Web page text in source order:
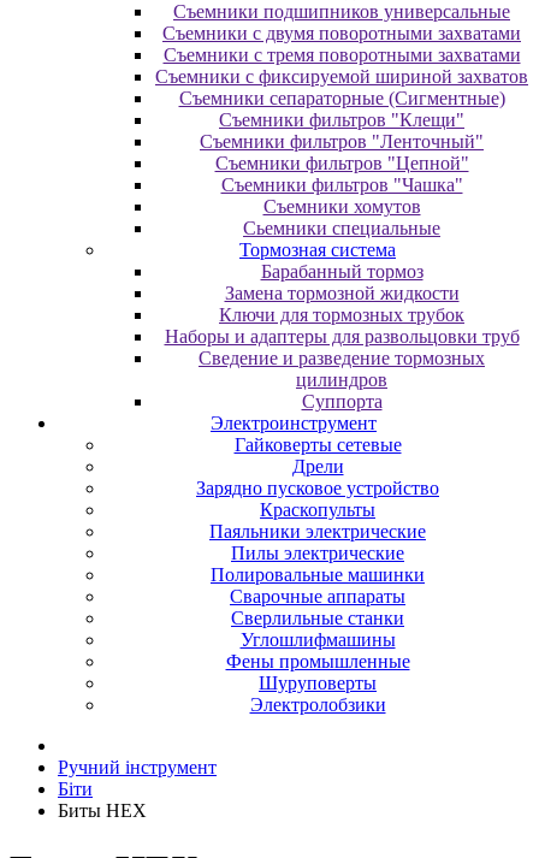
Съемники подшипников универсальные
Съемники с двумя поворотными захватами
Съемники с тремя поворотными захватами
Съемники с фиксируемой шириной захватов
Съемники сепараторные (Сигментные)
Съемники фильтров "Клещи"
Съемники фильтров "Ленточный"
Съемники фильтров "Цепной"
Съемники фильтров "Чашка"
Съемники хомутов
Сьемники специальные
Тормозная система
Барабанный тормоз
Замена тормозной жидкости
Ключи для тормозных трубок
Наборы и адаптеры для развольцовки труб
Сведение и разведение тормозных
цилиндров
Суппорта
Электроинструмент
Гайковерты сетевые
Дрели
Зарядно пусковое устройство
Краскопульты
Паяльники электрические
Пилы электрические
Полировальные машинки
Сварочные аппараты
Сверлильные станки
Углошлифмашины
Фены промышленные
Шуруповерты
Электролобзики
Ручний інструмент
Біти
Биты HEX